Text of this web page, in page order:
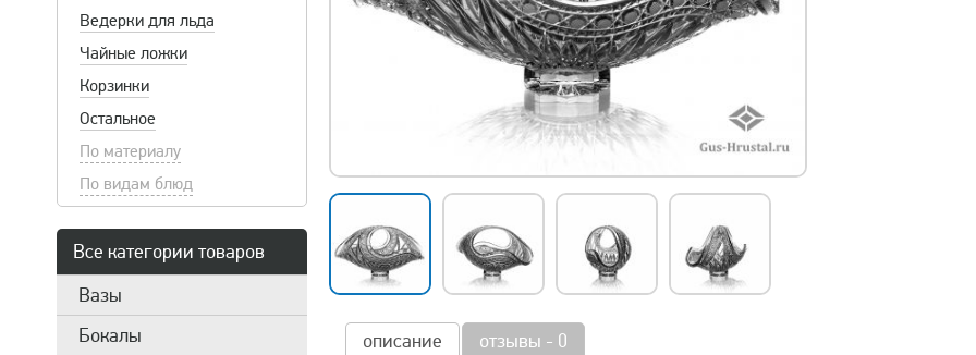
Ведерки для льда
Чайные ложки
Корзинки
Остальное
По материалу
По видам блюд
Все категории товаров
Вазы
Бокалы
описание отзывы - 0